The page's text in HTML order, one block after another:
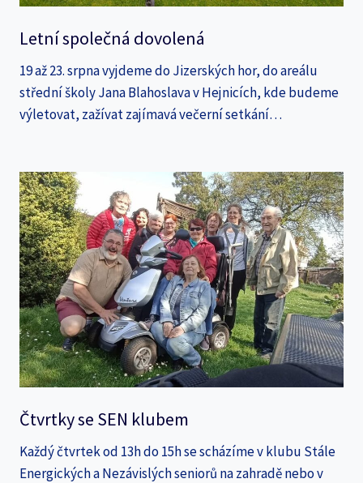
Letní společná dovolená
19 až 23. srpna vyjdeme do Jizerských hor, do areálu
střední školy Jana Blahoslava v Hejnicích, kde budeme
výletovat, zažívat zajímavá večerní setkání…
Čtvrtky se SEN klubem
Každý čtvrtek od 13h do 15h se scházíme v klubu Stále
Energických a Nezávislých seniorů na zahradě nebo v